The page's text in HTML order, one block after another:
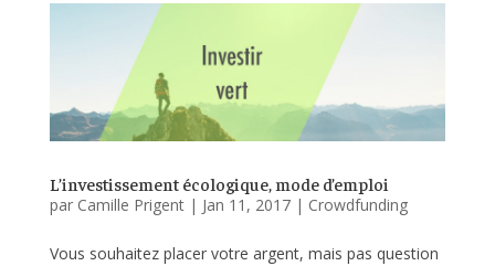
L’investissement écologique, mode d’emploi
par Camille Prigent| Jan 11, 2017| Crowdfunding
Vous souhaitez placer votre argent, mais pas question